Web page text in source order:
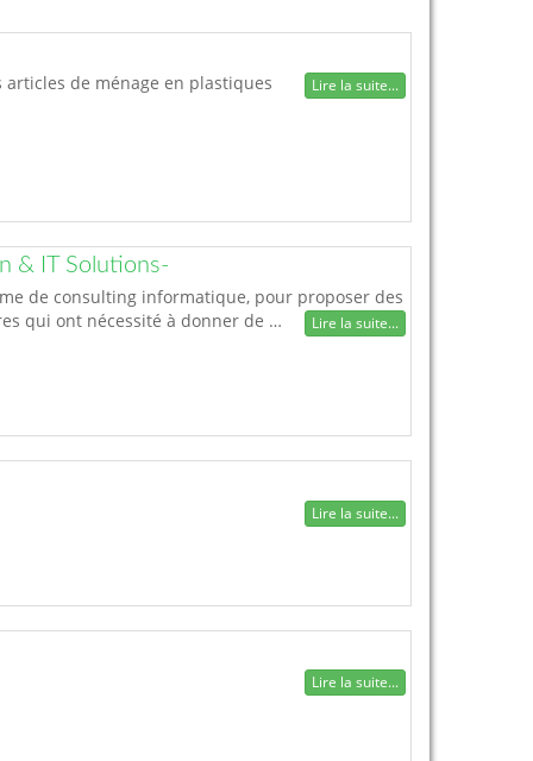
de ménage en plastiques Lire la suite...
& IT Solutions-
de consulting informatique, pour proposer des
qui ont nécessité à donner de …
Lire la suite...
Lire la suite...
Lire la suite...